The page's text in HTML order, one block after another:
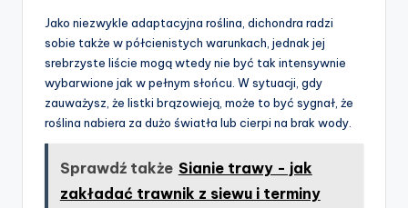
Jako niezwykle adaptacyjna roślina, dichondra radzi
sobie także w półcienistych warunkach, jednak jej
srebrzyste liście mogą wtedy nie być tak intensywnie
wybarwione jak w pełnym słońcu. W sytuacji, gdy
zauważysz, że listki brązowieją, może to być sygnał, że
roślina nabiera za dużo światła lub cierpi na brak wody.
Sprawdź także Sianie trawy - jak
zakładać trawnik z siewu i terminy